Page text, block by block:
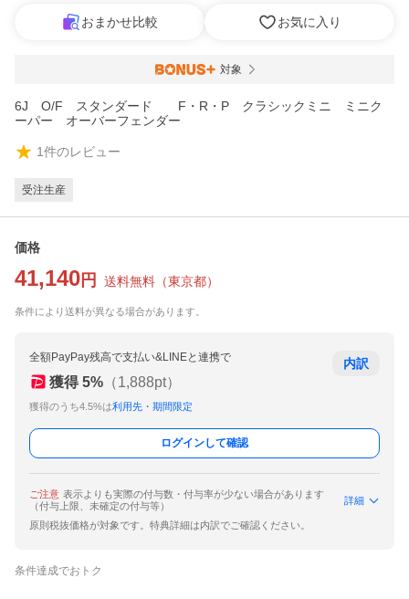
おまかせ比較 お気に入り
対象
6J O/F スタンダード F・R・P クラシックミニ ミニク
ーパー オーバーフェンダー
1件のレビュー
受注生産
価格
41,140 円 送料無料 （東京都）
条件により送料が異なる場合があります。
全額PayPay残高で支払い&LINEと連携で
獲得 5% （1,888pt）
獲得のうち4.5%は利用先・期間限定
内訳
ログインして確認
ご注意 表示よりも実際の付与数・付与率が少ない場合があります
（付与上限、未確定の付与等）
詳細
原則税抜価格が対象です。特典詳細は内訳でご確認ください。
条件達成でおトク